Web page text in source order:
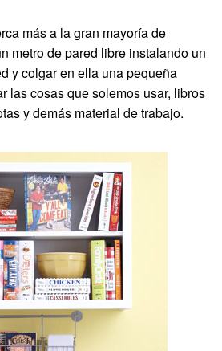
más a la gran mayoría de
metro de pared libre instalando un
y colgar en ella una pequeña
las cosas que solemos usar, libros
y demás material de trabajo.